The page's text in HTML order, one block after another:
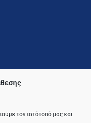
τον ιστότοπό μας και